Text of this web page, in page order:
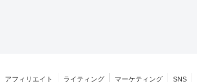
アフィリエイト ライティング マーケティング SNS